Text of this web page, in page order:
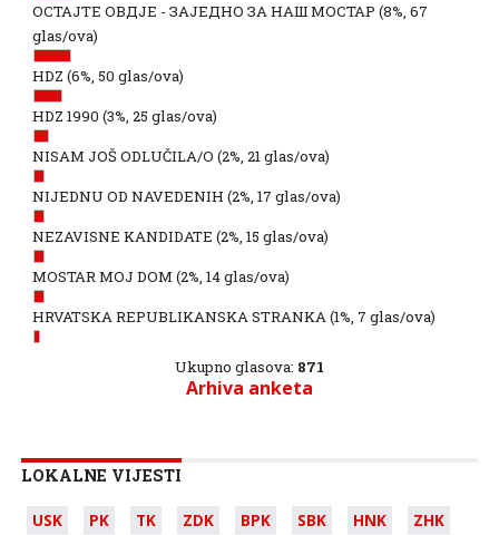
ОСТАЈТЕ ОВДЈЕ - ЗАЈЕДНО ЗА НАШ МОСТАР (8%, 67
glas/ova)
HDZ (6%, 50 glas/ova)
HDZ 1990 (3%, 25 glas/ova)
NISAM JOŠ ODLUČILA/O (2%, 21 glas/ova)
NIJEDNU OD NAVEDENIH (2%, 17 glas/ova)
NEZAVISNE KANDIDATE (2%, 15 glas/ova)
MOSTAR MOJ DOM (2%, 14 glas/ova)
HRVATSKA REPUBLIKANSKA STRANKA(1%, 7 glas/ova)
Ukupno glasova: 871
Arhiva anketa
LOKALNE VIJESTI
USK PK TK ZDK BPK SBK HNK
ZHK